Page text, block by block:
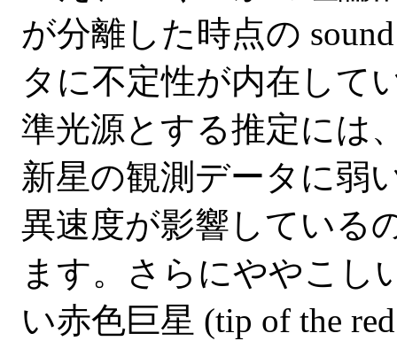
が分離した時点の
タに不定性が内在して
準光源とする推定には
新星の観測データに弱
異速度が影響している
ます。さらにややこし
い赤色巨星 (tip of the